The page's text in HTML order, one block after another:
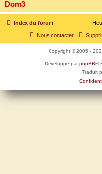
Dom3
Index du forum
Nous contacter
Copyright © 2005 -
Développé parphpBB®
Traduit